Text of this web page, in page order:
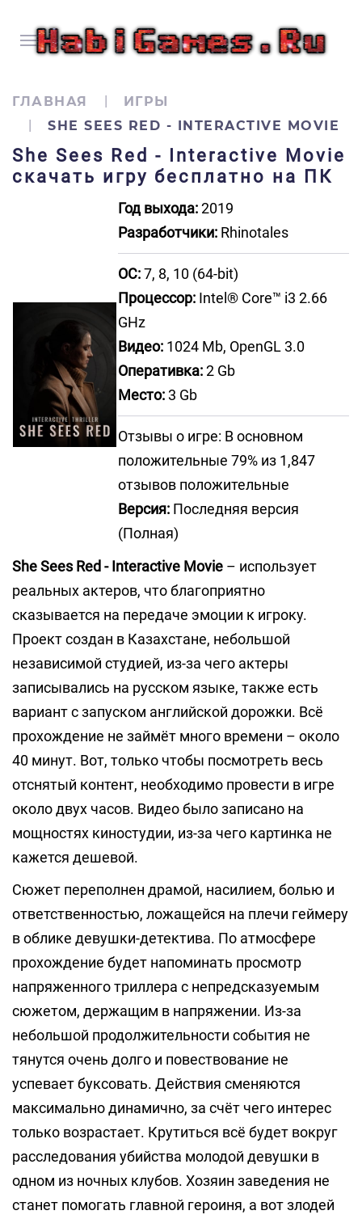
ГЛАВНАЯ
ИГРЫ
SHE SEES RED - INTERACTIVE MOVIE
She Sees Red - Interactive Movie
скачать игру бесплатно на ПК
Год выхода:2019
Разработчики: Rhinotales
ОС:7, 8, 10 (64-bit)
Процессор: Intel® Core™ i3 2.66
GHz
Видео: 1024 Mb, OpenGL 3.0
Оперативка:2 Gb
Место: 3 Gb
Отзывы о игре: В основном
положительные 79% из 1,847
отзывов положительные
Версия: Последняя версия
(Полная)
She Sees Red - Interactive Movie – использует
реальных актеров, что благоприятно
сказывается на передаче эмоции к игроку.
Проект создан в Казахстане, небольшой
независимой студией, из-за чего актеры
записывались на русском языке, также есть
вариант с запуском английской дорожки. Всё
прохождение не займёт много времени – около
40 минут. Вот, только чтобы посмотреть весь
отснятый контент, необходимо провести в игре
около двух часов. Видео было записано на
мощностях киностудии, из-за чего картинка не
кажется дешевой.
Сюжет переполнен драмой, насилием, болью и
ответственностью, ложащейся на плечи геймеру
в облике девушки-детектива. По атмосфере
прохождение будет напоминать просмотр
напряженного триллера с непредсказуемым
сюжетом, держащим в напряжении. Из-за
небольшой продолжительности события не
тянутся очень долго и повествование не
успевает буксовать. Действия сменяются
максимально динамично, за счёт чего интерес
только возрастает. Крутиться всё будет вокруг
расследования убийства молодой девушки в
одном из ночных клубов. Хозяин заведения не
станет помогать главной героиня, а вот злодей